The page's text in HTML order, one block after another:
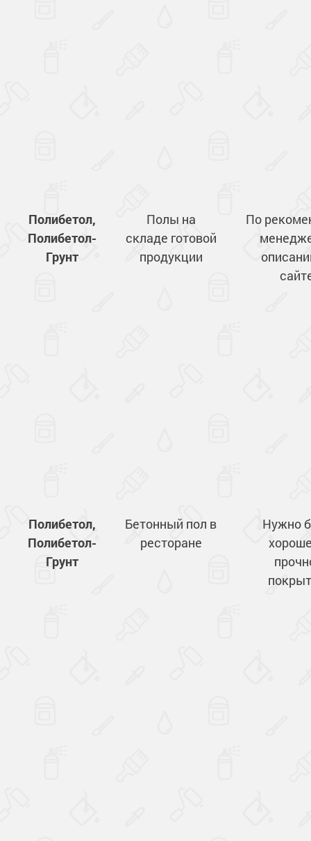
Полибетол,
Полибетол-
Грунт
Полы на
складе готовой
продукции
По
Полибетол,
Полибетол-
Грунт
Бетонный пол в
ресторане
Нужно